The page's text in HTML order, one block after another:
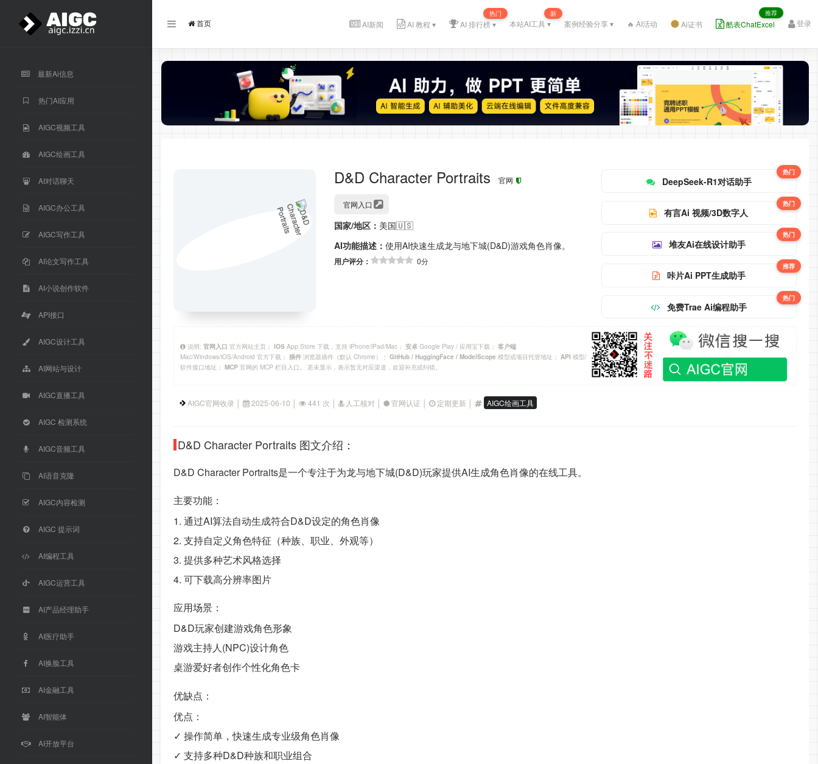
最新Ai信息
热门AI应用
AIGC视频工具
AIGC绘画工具
AI对话聊天
AIGC办公工具
AIGC写作工具
AI论文写作工具
AI小说创作软件
API接口
AIGC设计工具
AI网站与设计
AIGC直播工具
AIGC 检测系统
AIGC音频工具
AI语音克隆
AIGC内容检测
AIGC 提示词
AI编程工具
AIGC运营工具
AI产品经理助手
AI医疗助手
AI换脸工具
AI金融工具
AI智能体
AI开放平台
首页 AI新闻 AI 教程 ▾ AI 排行榜 ▾
热门
本站AI工具 ▾
新
案例经验分享 ▾ 🔥 AI活动 Ai证书 酷表ChatExcel
推荐
登录
D&D Character Portraits 官网
官网入口
国家/地区： 美国🇺🇸
AI功能描述： 使用AI快速生成龙与地下城(D&D)游戏角色肖像。
用户评分： 0分
DeepSeek-R1对话助手
热门
有言Ai 视频/3D数字人
热门
堆友Ai在线设计助手
热门
咔片Ai PPT生成助手
推荐
免费Trae Ai编程助手
热门
说明: 官网入口 官方网站主页； IOS App Store 下载，支持 iPhone/iPad/Mac； 安卓 Google Play / 应用宝下载； 客户端
Mac/Windows/iOS/Android 官方下载； 插件 浏览器插件（默认 Chrome）； GitHub / HuggingFace / ModelScope 模型或项目托管地址； API 模型/
软件接口地址； MCP 官网的 MCP 栏目入口。 若未显示，表示暂无对应渠道，欢迎补充或纠错。
AIGC官网收录 │ 2025-06-10 │ 441 次 │ 人工核对 │ 官网认证 │ 定期更新 │ AIGC绘画工具
D&D Character Portraits 图文介绍：
D&D Character Portraits是一个专注于为龙与地下城(D&D)玩家提供AI生成角色肖像的在线工具。
主要功能：
1. 通过AI算法自动生成符合D&D设定的角色肖像
2. 支持自定义角色特征（种族、职业、外观等）
3. 提供多种艺术风格选择
4. 可下载高分辨率图片
应用场景：
D&D玩家创建游戏角色形象
游戏主持人(NPC)设计角色
桌游爱好者创作个性化角色卡
优缺点：
优点：
✓ 操作简单，快速生成专业级角色肖像
✓ 支持多种D&D种族和职业组合